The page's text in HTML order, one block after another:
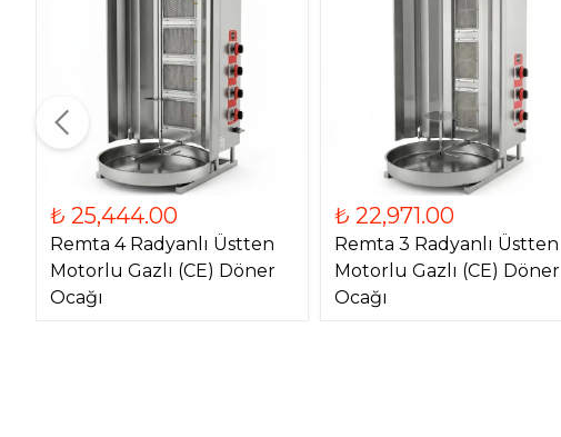
₺ 25,444.00
Remta 4 Radyanlı Üstten
Motorlu Gazlı (CE) Döner
Ocağı
₺ 22,971.00
Remta 3 Radyanlı Üstten
Motorlu Gazlı (CE) Döner
Ocağı